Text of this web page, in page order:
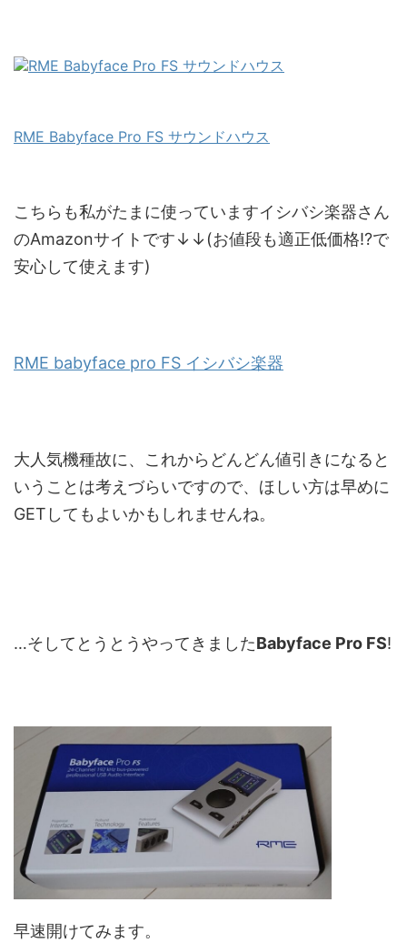
RME Babyface Pro FS サウンドハウス
こちらも私がたまに使っていますイシバシ楽器さん
のAmazonサイトです↓↓(お値段も適正低価格⁉で
安心して使えます)
RME babyface pro FS イシバシ楽器
大人気機種故に、これからどんどん値引きになると
いうことは考えづらいですので、ほしい方は早めに
GETしてもよいかもしれませんね。
…そしてとうとうやってきましたBabyface Pro FS!
早速開けてみます。